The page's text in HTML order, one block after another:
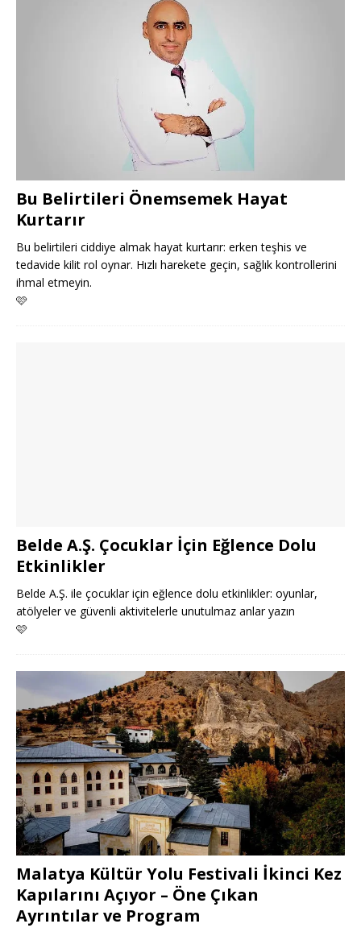
Bu Belirtileri Önemsemek Hayat
Kurtarır
Bu belirtileri ciddiye almak hayat kurtarır: erken teşhis ve
tedavide kilit rol oynar. Hızlı harekete geçin, sağlık kontrollerini
ihmal etmeyin.
🩷
Belde A.Ş. Çocuklar İçin Eğlence Dolu
Etkinlikler
Belde A.Ş. ile çocuklar için eğlence dolu etkinlikler: oyunlar,
atölyeler ve güvenli aktivitelerle unutulmaz anlar yazın
🩷
Malatya Kültür Yolu Festivali İkinci Kez
Kapılarını Açıyor – Öne Çıkan
Ayrıntılar ve Program